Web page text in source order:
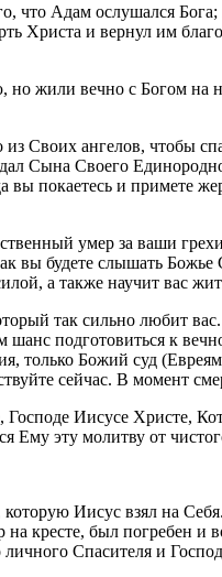
что Адам ослушался
Христа и вернул им
жили вечно с Богом
Своих ангелов, чтобы
Сына Своего
вы покаетесь и примете
умер за ваши
вы будете слышать
а также научит вас
так сильно любит
шанс подготовиться к
только Божий суд
сейчас. В момент
Иисусе Христе,
Ему эту молитву от
Иисус взял на
кресте, был погребен и
Спасителя и